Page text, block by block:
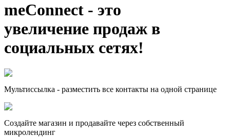
meConnect - это
увеличение продаж в
социальных сетях!
Мультиссылка - разместить все контакты на одной странице
Создайте магазин и продавайте через собственный
микролендинг